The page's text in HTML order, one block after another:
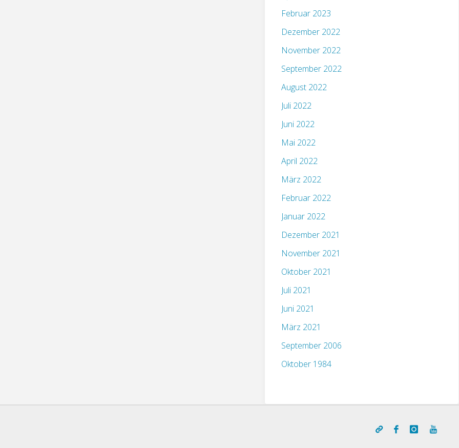
Februar 2023
Dezember 2022
November 2022
September 2022
August 2022
Juli 2022
Juni 2022
Mai 2022
April 2022
März 2022
Februar 2022
Januar 2022
Dezember 2021
November 2021
Oktober 2021
Juli 2021
Juni 2021
März 2021
September 2006
Oktober 1984